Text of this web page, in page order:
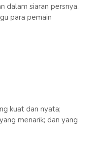
dalam siaran persnya.
para pemain
kuat dan nyata;
menarik; dan yang